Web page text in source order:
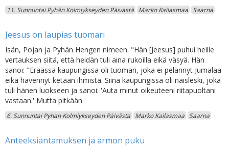
11. Sunnuntai Pyhän Kolmiykseyden Päivästä Marko Kailasmaa Saarna
Jeesus on laupias tuomari
Isän, Pojan ja Pyhän Hengen nimeen. "Hän [Jeesus] puhui heille
vertauksen siitä, että heidän tuli aina rukoilla eikä väsyä. Hän
sanoi: "Eräässä kaupungissa oli tuomari, joka ei pelännyt Jumalaa
eikä hävennyt ketään ihmistä. Siinä kaupungissa oli naisleski, joka
tuli hänen luokseen ja sanoi: 'Auta minut oikeuteeni riitapuoltani
vastaan.' Mutta pitkään
6. Sunnuntai Pyhän Kolmiykseyden Päivästä Marko Kailasmaa Saarna
Anteeksiantamuksen ja armon puku